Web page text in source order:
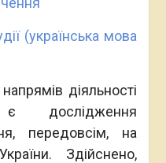
(українська мова
діяльності
дослідження
передовсім, на
Здійснено,